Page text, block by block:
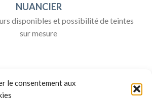
le consentement aux
NUANCIER
disponibles et possibilité de teintes
sur mesure